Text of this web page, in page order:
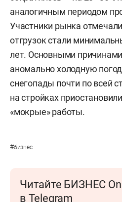
аналогичным периодом
Участники рынка
отгрузок стали
лет. Основными
аномально холодную
снегопады почти по всей
на стройках
«мокрые» работы.
#бизнес
Читайте БИЗНЕС
в Telegram